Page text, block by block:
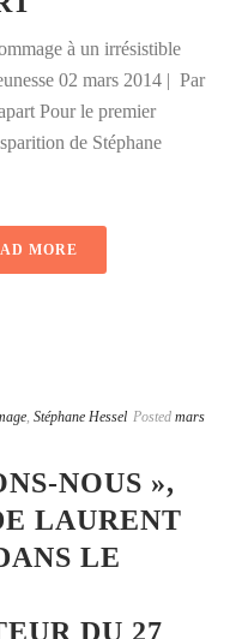
à un irrésistible
02 mars 2014 | Par
Pour le premier
de Stéphane
MORE
, Stéphane Hessel Posted mars
NOUS »,
LAURENT
LE
DU 27